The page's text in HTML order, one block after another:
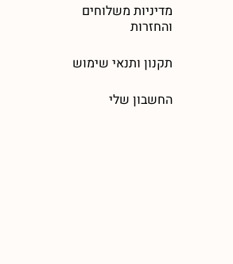
מדיניות משלוחים
והחזרות
תקנון ותנאי שימוש
החשבון שלי